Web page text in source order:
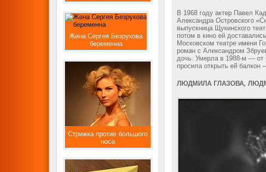
В 1968 году актер Павел
Александра Островского
выпускница Щукинского
потом в кино ей
Московском театре имени
роман с Александром
дочь. Умерла в 1988-м — от
просила открыть ей балкон
ЛЮДМИЛА ГЛАЗОВА,
Жена Сергея Безрукова
беременна
Стрижка против большого
носа